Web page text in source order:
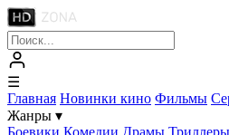
☰
Главная Новинки кино Фильмы
Жанры ▾
Боевики Комедии Драмы Триллеры